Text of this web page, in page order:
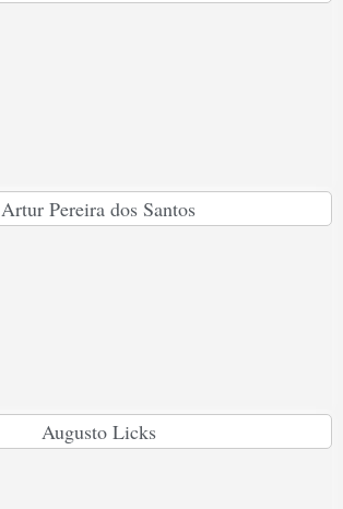
Artur Pereira dos Santos
Augusto Licks